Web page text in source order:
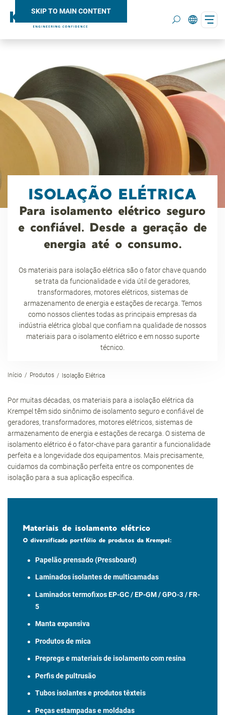
SKIP TO MAIN CONTENT
ISOLAÇÃO ELÉTRICA
Para isolamento elétrico seguro
e confiável. Desde a geração de
energia até o consumo.
Os materiais para isolação elétrica são o fator chave quando
se trata da funcionalidade e vida útil de geradores,
transformadores, motores elétricos, sistemas de
armazenamento de energia e estações de recarga. Temos
como nossos clientes todas as principais empresas da
indústria elétrica global que confiam na qualidade de nossos
materiais para o isolamento elétrico e em nosso suporte
técnico.
Início Produtos Isolação Elétrica
Por muitas décadas, os materiais para a isolação elétrica da
Krempel têm sido sinônimo de isolamento seguro e confiável de
geradores, transformadores, motores elétricos, sistemas de
armazenamento de energia e estações de recarga. O sistema de
isolamento elétrico é o fator-chave para garantir a funcionalidade
perfeita e a longevidade dos equipamentos. Mais precisamente,
cuidamos da combinação perfeita entre os componentes de
isolação para a sua aplicação específica.
Materiais de isolamento elétrico
O diversificado portfólio de produtos da Krempel:
Papelão prensado (Pressboard)
Laminados isolantes de multicamadas
Laminados termofixos EP-GC / EP-GM / GPO-3 / FR-
5
Manta expansiva
Produtos de mica
Prepregs e materiais de isolamento com resina
Perfis de pultrusão
Tubos isolantes e produtos têxteis
Peças estampadas e moldadas